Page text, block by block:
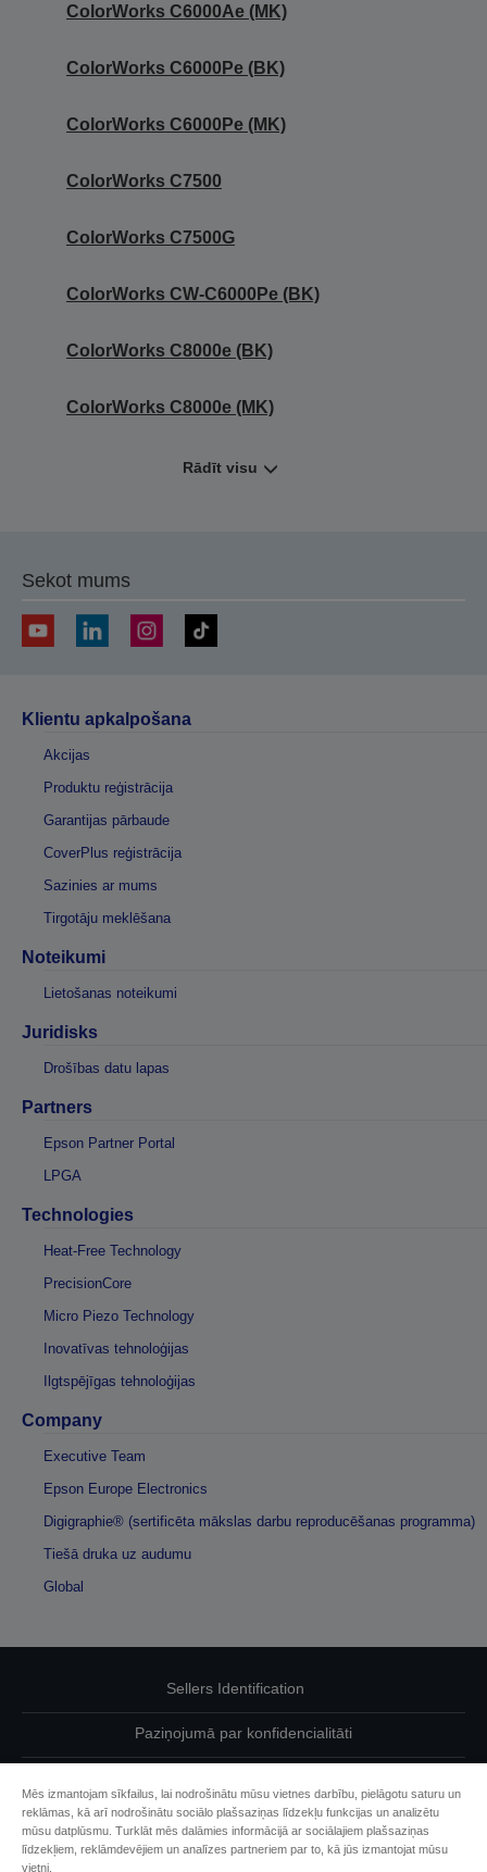
ColorWorks C6000Ae (MK)
ColorWorks C6000Pe (BK)
ColorWorks C6000Pe (MK)
ColorWorks C7500
ColorWorks C7500G
ColorWorks CW-C6000Pe (BK)
ColorWorks C8000e (BK)
ColorWorks C8000e (MK)
Rādīt visu
Sekot mums
Klientu apkalpošana
Akcijas
Produktu reģistrācija
Garantijas pārbaude
CoverPlus reģistrācija
Sazinies ar mums
Tirgotāju meklēšana
Noteikumi
Lietošanas noteikumi
Juridisks
Drošības datu lapas
Partners
Epson Partner Portal
LPGA
Technologies
Heat-Free Technology
PrecisionCore
Micro Piezo Technology
Inovatīvas tehnoloģijas
Ilgtspējīgas tehnoloģijas
Company
Executive Team
Epson Europe Electronics
Digigraphie® (sertificēta mākslas darbu reproducēšanas programma)
Tiešā druka uz audumu
Global
Sellers Identification
Paziņojumā par konfidencialitāti
Sazinieties ar mums par saviem datiem
Mēs izmantojam sīkfailus, lai nodrošinātu mūsu vietnes darbību, pielāgotu saturu un
reklāmas, kā arī nodrošinātu sociālo plašsaziņas līdzekļu funkcijas un analizētu
mūsu datplūsmu. Turklāt mēs dalāmies informācijā ar sociālajiem plašsaziņas
līdzekļiem, reklāmdevējiem un analīzes partneriem par to, kā jūs izmantojat mūsu
vietni.